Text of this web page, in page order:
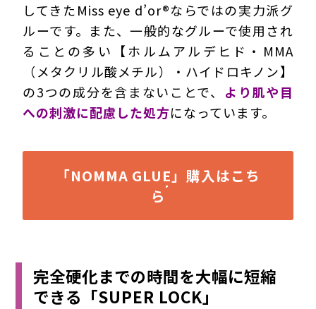
してきたMiss eye d’or®ならではの実力派グ
ルーです。また、一般的なグルーで使用され
ることの多い【ホルムアルデヒド・MMA
（メタクリル酸メチル）・ハイドロキノン】
の3つの成分を含まないことで、 より肌や目
への刺激に配慮した処方になっています。
「NOMMA GLUE」購入はこち
ら
完全硬化までの時間を大幅に短縮
できる「SUPER LOCK」